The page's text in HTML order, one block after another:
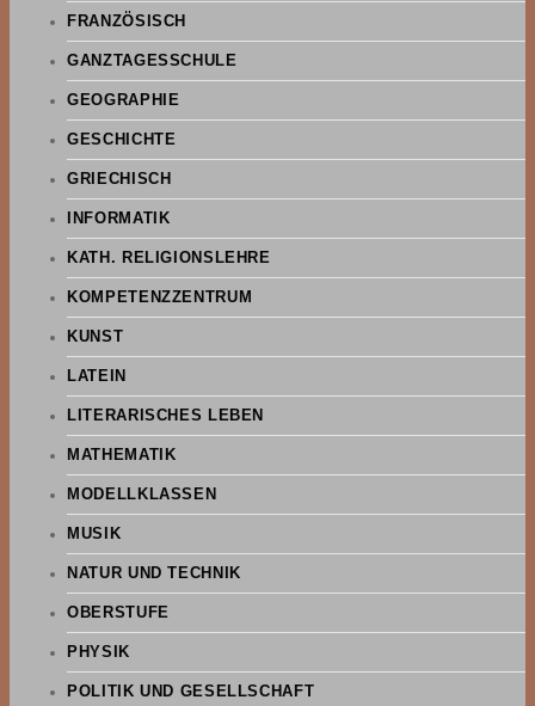
FRANZÖSISCH
GANZTAGESSCHULE
GEOGRAPHIE
GESCHICHTE
GRIECHISCH
INFORMATIK
KATH. RELIGIONSLEHRE
KOMPETENZZENTRUM
KUNST
LATEIN
LITERARISCHES LEBEN
MATHEMATIK
MODELLKLASSEN
MUSIK
NATUR UND TECHNIK
OBERSTUFE
PHYSIK
POLITIK UND GESELLSCHAFT